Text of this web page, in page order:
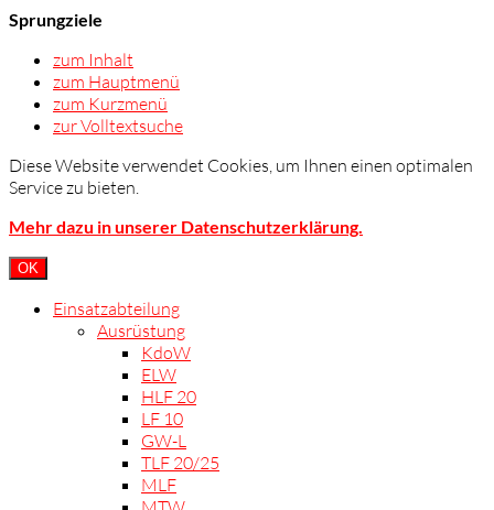
Sprungziele
zum Inhalt
zum Hauptmenü
zum Kurzmenü
zur Volltextsuche
Diese Website verwendet Cookies, um Ihnen einen optimalen
Service zu bieten.
Mehr dazu in unserer Datenschutzerklärung.
OK
Einsatzabteilung
Ausrüstung
KdoW
ELW
HLF 20
LF 10
GW-L
TLF 20/25
MLF